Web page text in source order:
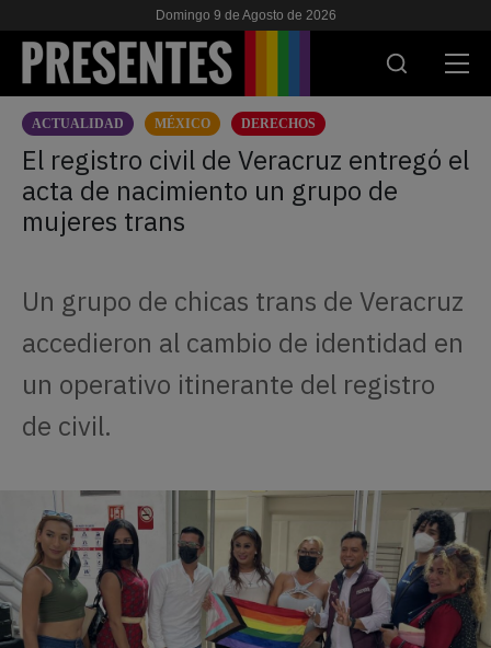
Domingo 9 de Agosto de 2026
ACTUALIDAD
INVESTIGACIONES
VIH & SIDA
ESCUELA
NOSOTRES
EN
ACTUALIDAD MÉXICO DERECHOS
El registro civil de Veracruz entregó el
acta de nacimiento un grupo de
mujeres trans
Un grupo de chicas trans de Veracruz
accedieron al cambio de identidad en
un operativo itinerante del registro
de civil.